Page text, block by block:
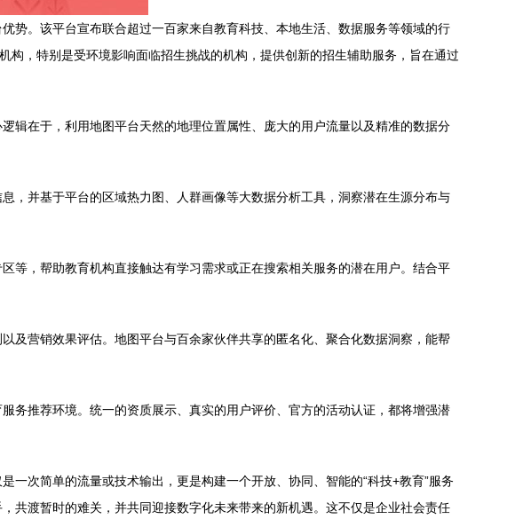
势。该平台宣布联合超过一百家来自教育科技、本地生活、数据服务等领域的行
构，特别是受环境影响面临招生挑战的机构，提供创新的招生辅助服务，旨在通过
辑在于，利用地图平台天然的地理位置属性、庞大的用户流量以及精准的数据分
，并基于平台的区域热力图、人群画像等大数据分析工具，洞察潜在生源分布与
等，帮助教育机构直接触达有学习需求或正在搜索相关服务的潜在用户。结合平
及营销效果评估。地图平台与百余家伙伴共享的匿名化、聚合化数据洞察，能帮
务推荐环境。统一的资质展示、真实的用户评价、官方的活动认证，都将增强潜
次简单的流量或技术输出，更是构建一个开放、协同、智能的“科技+教育”服务
共渡暂时的难关，并共同迎接数字化未来带来的新机遇。这不仅是企业社会责任